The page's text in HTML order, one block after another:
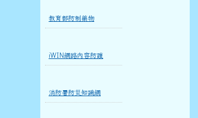
教育部防制藥物
iWIN網路內容防護
消防署防災知識網